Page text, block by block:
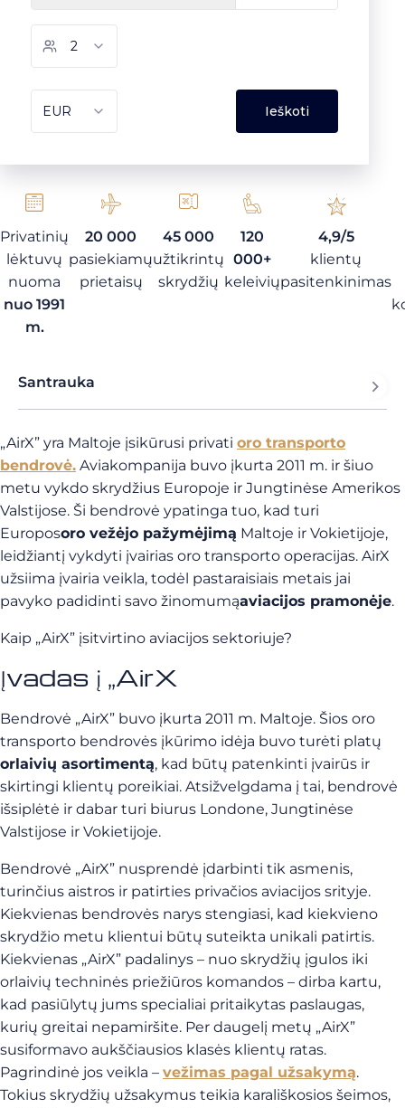
Privatinių
lėktuvų
nuoma
nuo 1991
m.
20 000
pasiekiamų
prietaisų
45 000
užtikrintų
skrydžių
120
000+
keleivių
4,9/5
klientų
pasitenkinimas
Santrauka
„AirX” yra Maltoje įsikūrusi privati oro transporto
bendrovė. Aviakompanija buvo įkurta 2011 m. ir šiuo
metu vykdo skrydžius Europoje ir Jungtinėse Amerikos
Valstijose. Ši bendrovė ypatinga tuo, kad turi
Europosoro vežėjo pažymėjimą Maltoje ir Vokietijoje,
leidžiantį vykdyti įvairias oro transporto operacijas. AirX
užsiima įvairia veikla, todėl pastaraisiais metais jai
pavyko padidinti savo žinomumąaviacijos pramonėje.
Kaip „AirX” įsitvirtino aviacijos sektoriuje?
Įvadas į „AirX
Bendrovė „AirX” buvo įkurta 2011 m. Maltoje. Šios oro
transporto bendrovės įkūrimo idėja buvo turėti platų
orlaivių asortimentą, kad būtų patenkinti įvairūs ir
skirtingi klientų poreikiai. Atsižvelgdama į tai, bendrovė
išsiplėtė ir dabar turi biurus Londone, Jungtinėse
Valstijose ir Vokietijoje.
Bendrovė „AirX” nusprendė įdarbinti tik asmenis,
turinčius aistros ir patirties privačios aviacijos srityje.
Kiekvienas bendrovės narys stengiasi, kad kiekvieno
skrydžio metu klientui būtų suteikta unikali patirtis.
Kiekvienas „AirX” padalinys – nuo skrydžių įgulos iki
orlaivių techninės priežiūros komandos – dirba kartu,
kad pasiūlytų jums specialiai pritaikytas paslaugas,
kurių greitai nepamiršite. Per daugelį metų „AirX”
susiformavo aukščiausios klasės klientų ratas.
Pagrindinė jos veikla – vežimas pagal užsakymą.
Tokius skrydžių užsakymus teikia karališkosios šeimos,